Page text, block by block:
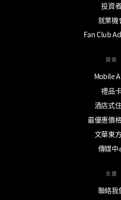
投資
就業機
Fan Club
探索
Mobile
禮品
酒店式
最優惠價
文華東
傳媒中
支援
聯絡我